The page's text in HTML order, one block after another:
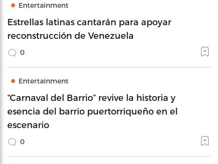
Entertainment
Estrellas latinas cantarán para apoyar
reconstrucción de Venezuela
0
Entertainment
“Carnaval del Barrio” revive la historia y
esencia del barrio puertorriqueño en el
escenario
0